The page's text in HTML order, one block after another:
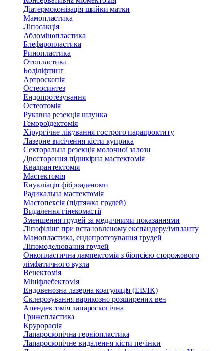
Діатермоконізація шийки матки
Мамопластика
Ліпосакція
Абдомінопластика
Блефаропластика
Ринопластика
Отопластика
Боділіфтинг
Артроскопія
Остеосинтез
Ендопротезування
Остеотомія
Рукавна резекція шлунка
Гемороїдектомія
Хірургічне лікування гострого парапроктиту
Лазерне висічення кісти куприка
Секторальна резекція молочної залози
Двостороння підшкірна мастектомія
Квадрантектомія
Мастектомія
Енукліація фіброаденоми
Радикальна мастектомія
Мастопексія (підтяжка грудей)
Видалення гінекомастії
Зменшення грудей за медичними показаннями
Ліпофілінг при встановленому експандеру/імпланту
Мамопластика, ендопротезування грудей
Ліпомоделювання грудей
Онкопластична лампектомія з біопсією сторожового
лімфатичного вузла
Венектомія
Мініфлебектомія
Ендовенозна лазерна коагуляція (ЕВЛК)
Склерозування варикозно розширених вен
Апендектомія лапароскопічна
Грижепластика
Крурорафія
Лапароскопічна герніопластика
Лапароскопічне видалення кісти печінки